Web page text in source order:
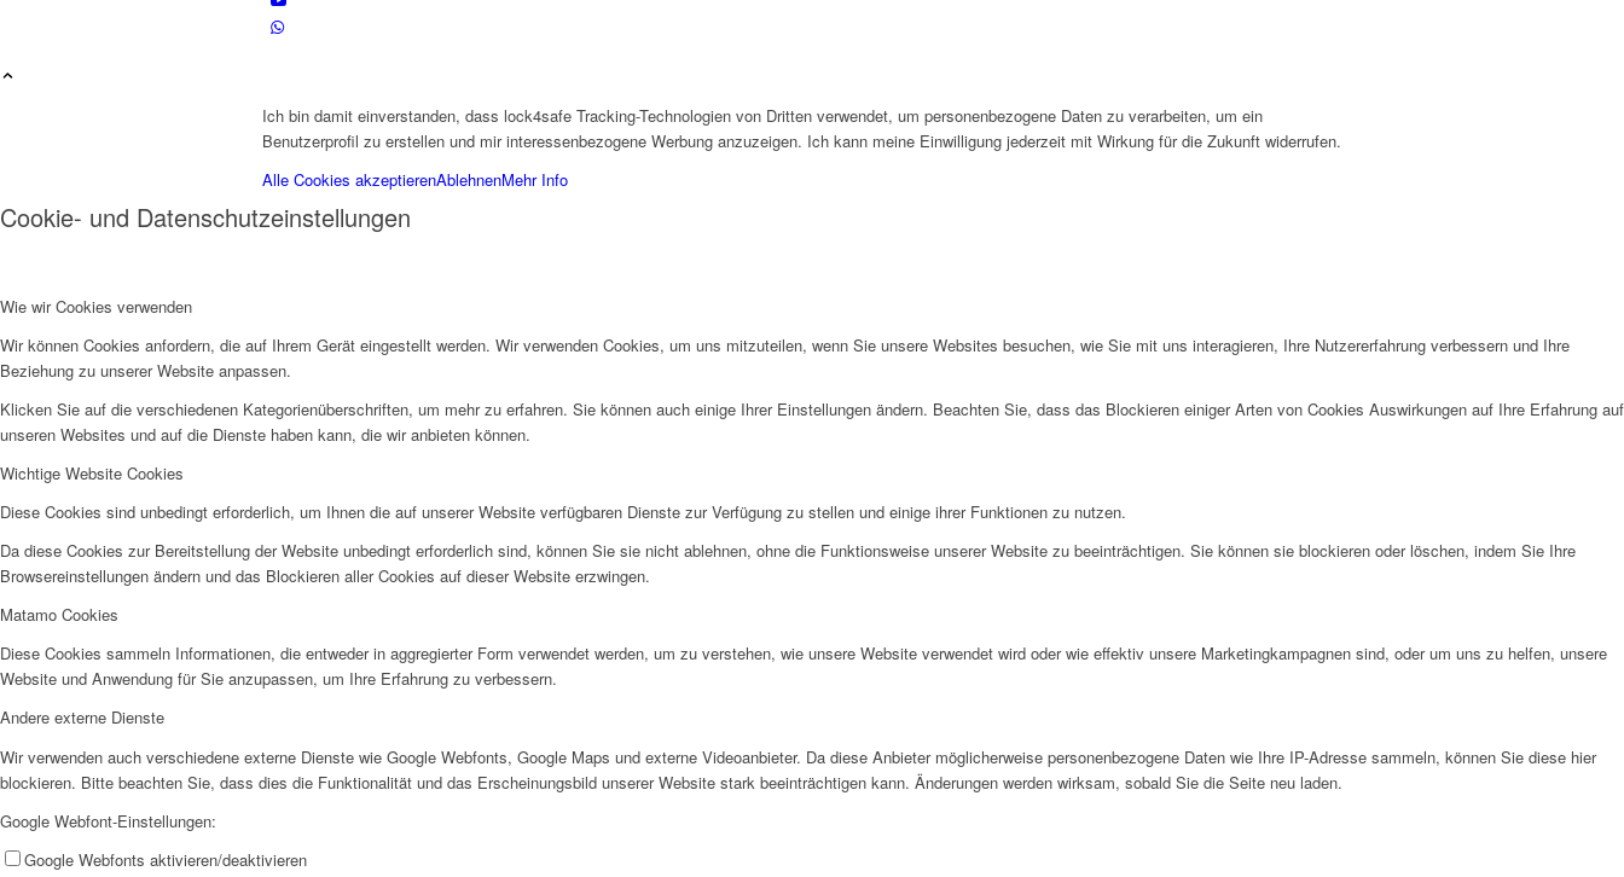
nach Einsatzbereich
Tresorschlosszubehör
Tresorservice
Ich bin damit einverstanden, dass lock4safe Tracking-Technologien von Dritten verwendet, um personenbezogene Daten zu verarbeiten, um ein
Benutzerprofil zu erstellen und mir interessenbezogene Werbung anzuzeigen. Ich kann meine Einwilligung jederzeit mit Wirkung für die Zukunft widerrufen.
Alle Cookies akzeptierenAblehnenMehr Info
Cookie- und Datenschutzeinstellungen
Wie wir Cookies verwenden
Wir können Cookies anfordern, die auf Ihrem Gerät eingestellt werden. Wir verwenden Cookies, um uns mitzuteilen, wenn Sie unsere Websites besuchen, wie Sie mit uns interagieren, Ihre Nutzererfahrung verbessern und Ihre
Beziehung zu unserer Website anpassen.
Klicken Sie auf die verschiedenen Kategorienüberschriften, um mehr zu erfahren. Sie können auch einige Ihrer Einstellungen ändern. Beachten Sie, dass das Blockieren einiger Arten von Cookies Auswirkungen auf Ihre Erfahrung auf
unseren Websites und auf die Dienste haben kann, die wir anbieten können.
Wichtige Website Cookies
Diese Cookies sind unbedingt erforderlich, um Ihnen die auf unserer Website verfügbaren Dienste zur Verfügung zu stellen und einige ihrer Funktionen zu nutzen.
Da diese Cookies zur Bereitstellung der Website unbedingt erforderlich sind, können Sie sie nicht ablehnen, ohne die Funktionsweise unserer Website zu beeinträchtigen. Sie können sie blockieren oder löschen, indem Sie Ihre
Browsereinstellungen ändern und das Blockieren aller Cookies auf dieser Website erzwingen.
Matamo Cookies
Diese Cookies sammeln Informationen, die entweder in aggregierter Form verwendet werden, um zu verstehen, wie unsere Website verwendet wird oder wie effektiv unsere Marketingkampagnen sind, oder um uns zu helfen, unsere
Website und Anwendung für Sie anzupassen, um Ihre Erfahrung zu verbessern.
Andere externe Dienste
Wir verwenden auch verschiedene externe Dienste wie Google Webfonts, Google Maps und externe Videoanbieter. Da diese Anbieter möglicherweise personenbezogene Daten wie Ihre IP-Adresse sammeln, können Sie diese hier
blockieren. Bitte beachten Sie, dass dies die Funktionalität und das Erscheinungsbild unserer Website stark beeinträchtigen kann. Änderungen werden wirksam, sobald Sie die Seite neu laden.
Google Webfont-Einstellungen:
Google Webfonts aktivieren/deaktivieren